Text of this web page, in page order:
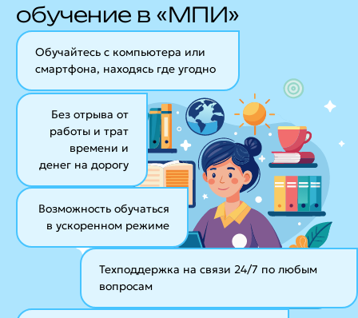
обучение в «МПИ»
Обучайтесь с компьютера или
смартфона, находясь где угодно
Возможность обучаться
в ускоренном режиме
Без отрыва от
работы и трат
времени и
денег на дорогу
Техподдержка на связи 24/7 по любым
вопросам